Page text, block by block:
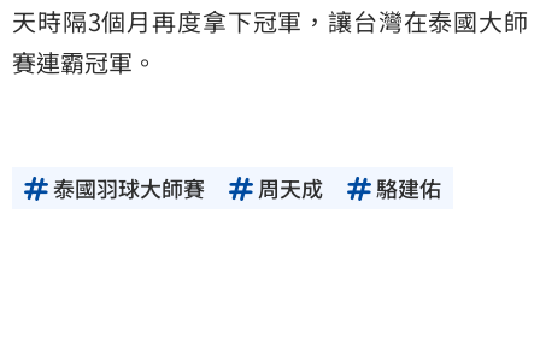
天時隔3個月再度拿下冠軍，讓台灣在泰國大師
賽連霸冠軍。
泰國羽球大師賽 周天成 駱建佑